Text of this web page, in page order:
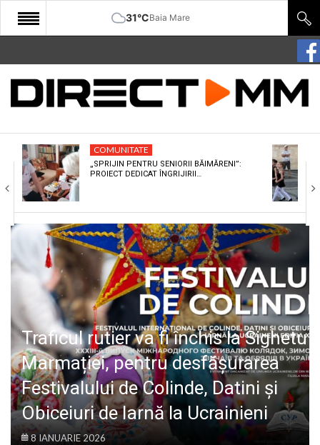
31°CBaia Mare
START
COMUNITATE
CULTURA
ECONOMIE
SANATATE
SPORT
SPECIAL
POLITIC
LIFE
COMUNITATE
„SPRIJIN PENTRU SENIORII BĂIMĂRENI”:
PROIECT DEDICAT ÎNGRIJIRII…
Traficul rutier va fi închis la Sighetu
Marmației, pentru desfășurarea
Festivalului de Colinde, Datini și
Obiceiuri de Iarnă la Ucrainieni
8 IANUARIE 2026